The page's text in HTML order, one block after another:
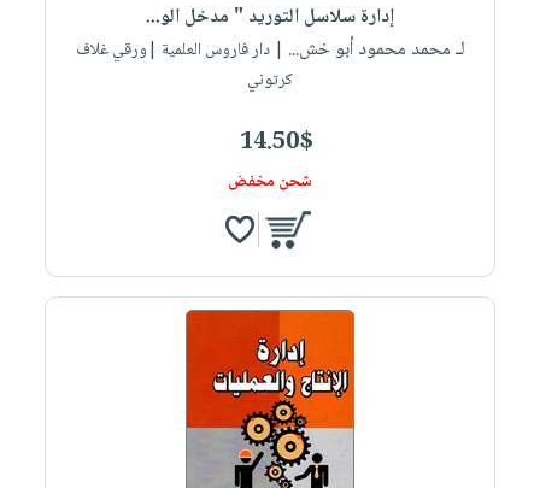
إدارة سلاسل التوريد " مدخل الو...
لـ محمد محمود أبو خش... | دار فاروس العلمية |ورقي غلاف
كرتوني
14.50$
شحن مخفض